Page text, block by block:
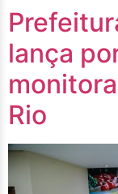
lança
Rio